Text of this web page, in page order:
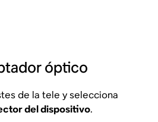
óptico
de la tele y selecciona
del dispositivo.